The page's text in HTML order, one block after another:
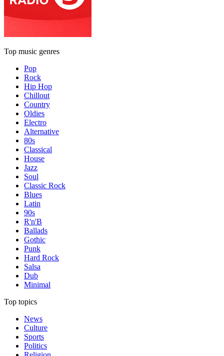
Top music genres
Pop
Rock
Hip Hop
Chillout
Country
Oldies
Electro
Alternative
80s
Classical
House
Jazz
Soul
Classic Rock
Blues
Latin
90s
R'n'B
Ballads
Gothic
Punk
Hard Rock
Salsa
Dub
Minimal
Top topics
News
Culture
Sports
Politics